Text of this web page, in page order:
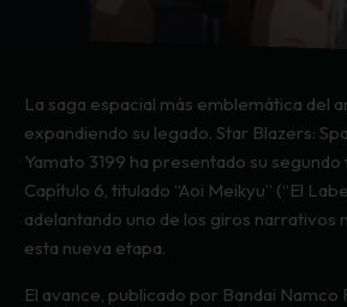
La saga espacial más emblemática del
expandiendo su legado. Star Blazers:
Yamato 3199 ha presentado su
Capítulo 6, titulado “Aoi Meikyu” (“El
adelantando uno de los giros narrativos
esta nueva etapa.
El avance, publicado por Bandai Namco